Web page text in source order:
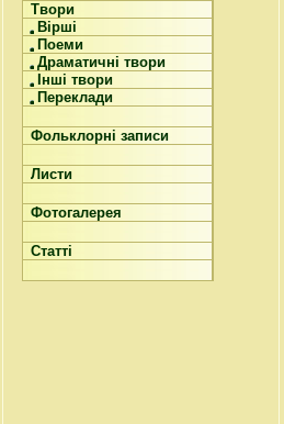
Твори
Вірші
Поеми
Драматичні твори
Інші твори
Переклади
Фольклорні записи
Листи
Фотогалерея
Статті